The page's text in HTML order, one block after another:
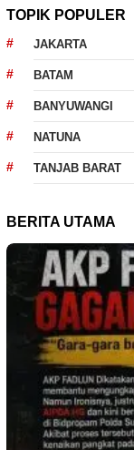
TOPIK POPULER
JAKARTA
BATAM
BANYUWANGI
NATUNA
TANJAB BARAT
BERITA UTAMA